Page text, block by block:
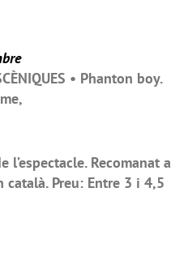
• Phanton boy.
Recomanat a
català. Preu: Entre 3 i 4,5